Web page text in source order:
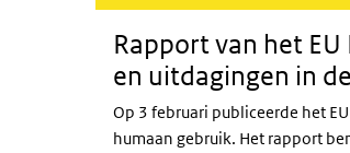
Rapport van het EU
en uitdagingen in
Op 3 februari publiceerde het EU
humaan gebruik. Het rapport